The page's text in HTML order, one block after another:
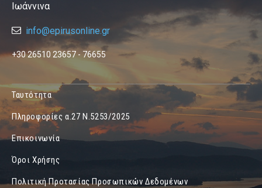
Ιωάννινα
info@epirusonline.gr
+30 26510 23657 - 76655
Ταυτότητα
Πληροφορίες α.27 Ν.5253/2025
Επικοινωνία
Όροι Χρήσης
Πολιτική Προτασίας Προσωπικών Δεδομένων